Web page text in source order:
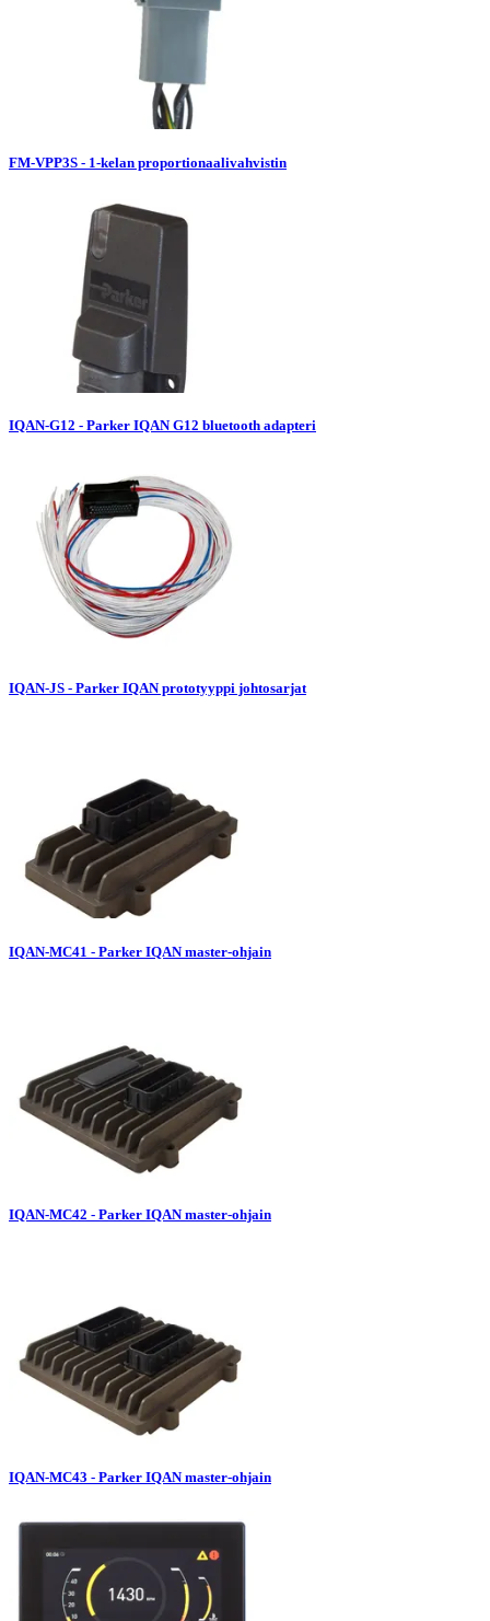
FM-VPP3S - 1-kelan proportionaalivahvistin
IQAN-G12 - Parker IQAN G12 bluetooth adapteri
IQAN-JS - Parker IQAN prototyyppi johtosarjat
IQAN-MC41 - Parker IQAN master-ohjain
IQAN-MC42 - Parker IQAN master-ohjain
IQAN-MC43 - Parker IQAN master-ohjain